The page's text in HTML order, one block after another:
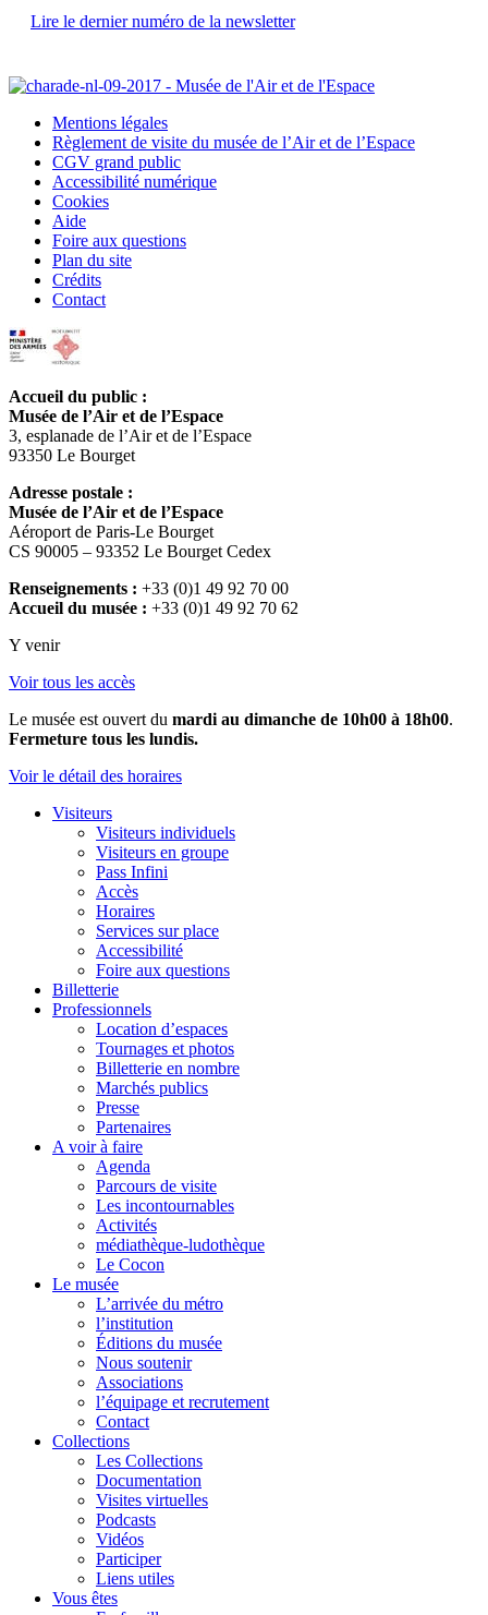
Lire le dernier numéro de la newsletter
Mentions légales
Règlement de visite du musée de l’Air et de l’Espace
CGV grand public
Accessibilité numérique
Cookies
Aide
Foire aux questions
Plan du site
Crédits
Contact
Accueil du public :
Musée de l’Air et de l’Espace
3, esplanade de l’Air et de l’Espace
93350 Le Bourget
Adresse postale :
Musée de l’Air et de l’Espace
Aéroport de Paris-Le Bourget
CS 90005 – 93352 Le Bourget Cedex
Renseignements : +33 (0)1 49 92 70 00
Accueil du musée : +33 (0)1 49 92 70 62
Y venir
Voir tous les accès
Le musée est ouvert du mardi au dimanche de 10h00 à 18h00.
Fermeture tous les lundis.
Voir le détail des horaires
Visiteurs
Visiteurs individuels
Visiteurs en groupe
Pass Infini
Accès
Horaires
Services sur place
Accessibilité
Foire aux questions
Billetterie
Professionnels
Location d’espaces
Tournages et photos
Billetterie en nombre
Marchés publics
Presse
Partenaires
A voir à faire
Agenda
Parcours de visite
Les incontournables
Activités
médiathèque-ludothèque
Le Cocon
Le musée
L’arrivée du métro
l’institution
Éditions du musée
Nous soutenir
Associations
l’équipage et recrutement
Contact
Collections
Les Collections
Documentation
Visites virtuelles
Podcasts
Vidéos
Participer
Liens utiles
Vous êtes